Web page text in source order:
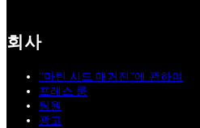
회사
“마틴 시드 매거진”에 관하여
프레스 룸
팀원
광고